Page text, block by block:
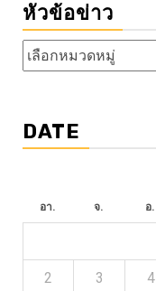
หัวข้อข่าว
หัวข้อ
ข่าว
DATE
อา. จ. อ.
2 3 4